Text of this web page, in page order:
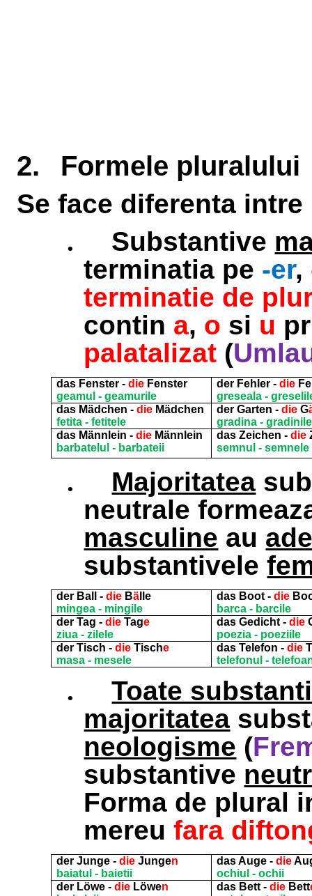
2. Formele pluralului
Se face diferenta
.
Substantive
terminatia pe -er,
terminatie de
contin a, o si u
palatalizat (
das Fenster - dieFenster
geamul - geamurile
der Fehler - die
greseala -
das Mädchen - dieMädchen
fetita - fetitele
der Garten - dieG
gradina - gradinile
das Männlein - dieMännlein
barbatelul - barbateii
das Zeichen - die
semnul - semnele
. Majoritatea
neutrale
masculine au
substantivele
der Ball - dieBälle
mingea - mingile
das Boot - die
barca - barcile
der Tag - dieTage
ziua - zilele
das Gedicht - die
poezia - poeziile
der Tisch - dieTische
masa - mesele
das Telefon - die
telefonul -
.
Toate
majoritatea
neologisme (
substantive
Forma de plural
mereufara
der Junge - dieJungen
baiatul - baietii
das Auge - die
ochiul - ochii
der Löwe - dieLöwen
das Bett - dieBett